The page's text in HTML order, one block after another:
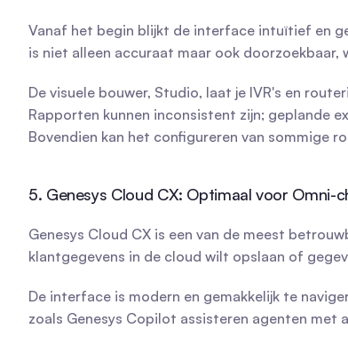
Vanaf het begin blijkt de interface intuïtief en
is niet alleen accuraat maar ook
De visuele bouwer, Studio, laat je IVR's en
Rapporten kunnen inconsistent zijn; geplande
Bovendien kan het configureren van sommige
5. Genesys Cloud CX: Optimaal voor Omni-
Genesys Cloud CX is een van de meest
klantgegevens in de cloud wilt opslaan of
De interface is modern en gemakkelijk te
zoals Genesys Copilot assisteren agenten met